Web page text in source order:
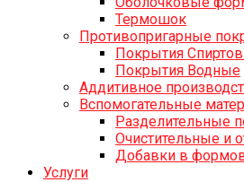
Термошок
Противопригарные
Покрытия
Покрытия Водные
Аддитивное
Вспомогательные
Разделительные
Очистительные и
Добавки в
Услуги